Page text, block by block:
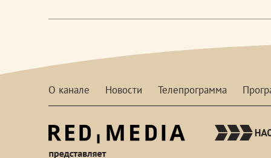
О канале Новости Телепрограмма